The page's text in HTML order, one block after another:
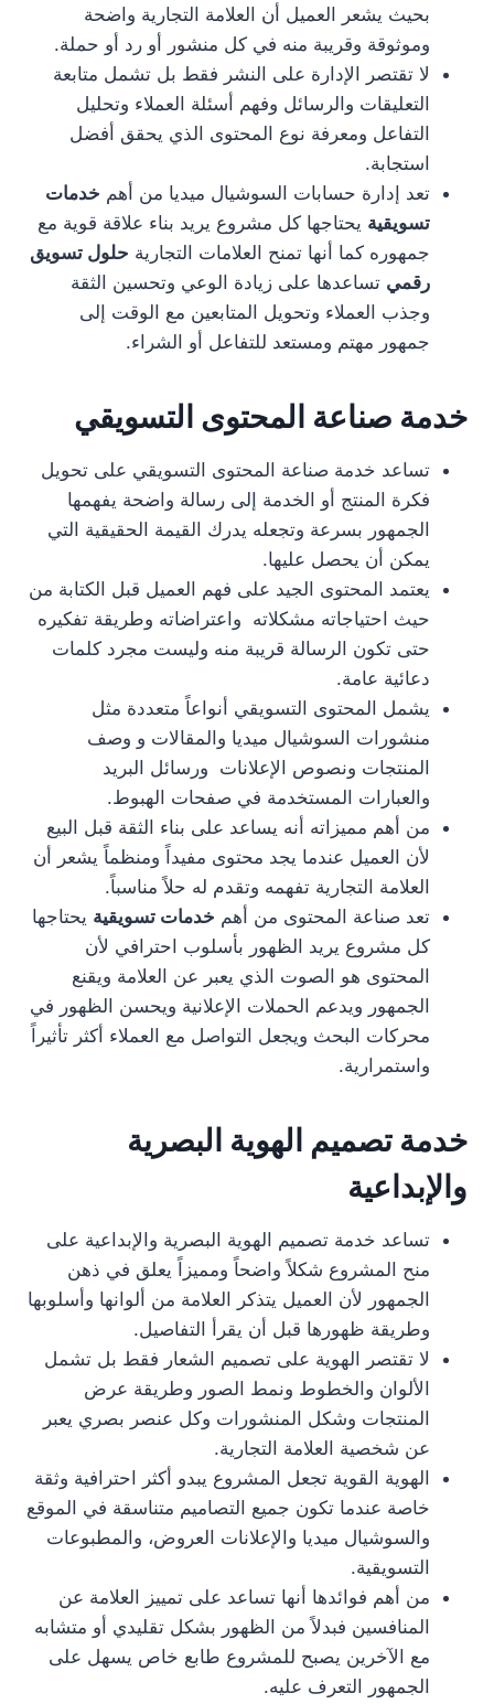
بحيث يشعر العميل أن العلامة التجارية واضحة
وموثوقة وقريبة منه في كل منشور أو رد أو حملة.
لا تقتصر الإدارة على النشر فقط بل تشمل متابعة
التعليقات والرسائل وفهم أسئلة العملاء وتحليل
التفاعل ومعرفة نوع المحتوى الذي يحقق أفضل
استجابة.
تعد إدارة حسابات السوشيال ميديا من أهم خدمات
تسويقية يحتاجها كل مشروع يريد بناء علاقة قوية مع
جمهوره كما أنها تمنح العلامات التجارية حلول تسويق
رقمي تساعدها على زيادة الوعي وتحسين الثقة
وجذب العملاء وتحويل المتابعين مع الوقت إلى
جمهور مهتم ومستعد للتفاعل أو الشراء.
خدمة صناعة المحتوى التسويقي
تساعد خدمة صناعة المحتوى التسويقي على تحويل
فكرة المنتج أو الخدمة إلى رسالة واضحة يفهمها
الجمهور بسرعة وتجعله يدرك القيمة الحقيقية التي
يمكن أن يحصل عليها.
يعتمد المحتوى الجيد على فهم العميل قبل الكتابة من
حيث احتياجاته مشكلاته واعتراضاته وطريقة تفكيره
حتى تكون الرسالة قريبة منه وليست مجرد كلمات
دعائية عامة.
يشمل المحتوى التسويقي أنواعاً متعددة مثل
منشورات السوشيال ميديا والمقالات و وصف
المنتجات ونصوص الإعلانات ورسائل البريد
والعبارات المستخدمة في صفحات الهبوط.
من أهم مميزاته أنه يساعد على بناء الثقة قبل البيع
لأن العميل عندما يجد محتوى مفيداً ومنظماً يشعر أن
العلامة التجارية تفهمه وتقدم له حلاً مناسباً.
تعد صناعة المحتوى من أهم خدمات تسويقية يحتاجها
كل مشروع يريد الظهور بأسلوب احترافي لأن
المحتوى هو الصوت الذي يعبر عن العلامة ويقنع
الجمهور ويدعم الحملات الإعلانية ويحسن الظهور في
محركات البحث ويجعل التواصل مع العملاء أكثر تأثيراً
واستمرارية.
خدمة تصميم الهوية البصرية
والإبداعية
تساعد خدمة تصميم الهوية البصرية والإبداعية على
منح المشروع شكلاً واضحاً ومميزاً يعلق في ذهن
الجمهور لأن العميل يتذكر العلامة من ألوانها وأسلوبها
وطريقة ظهورها قبل أن يقرأ التفاصيل.
لا تقتصر الهوية على تصميم الشعار فقط بل تشمل
الألوان والخطوط ونمط الصور وطريقة عرض
المنتجات وشكل المنشورات وكل عنصر بصري يعبر
عن شخصية العلامة التجارية.
الهوية القوية تجعل المشروع يبدو أكثر احترافية وثقة
خاصة عندما تكون جميع التصاميم متناسقة في الموقع
والسوشيال ميديا والإعلانات العروض، والمطبوعات
التسويقية.
من أهم فوائدها أنها تساعد على تمييز العلامة عن
المنافسين فبدلاً من الظهور بشكل تقليدي أو متشابه
مع الآخرين يصبح للمشروع طابع خاص يسهل على
الجمهور التعرف عليه.